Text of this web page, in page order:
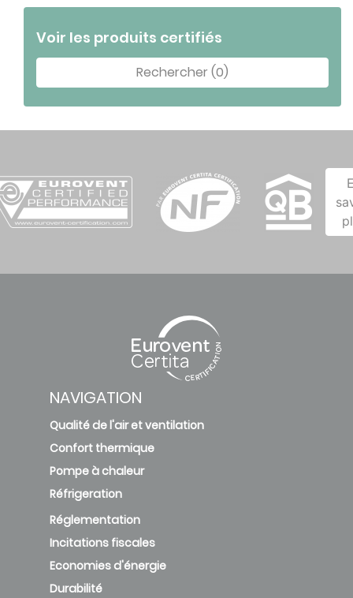
Voir les produits certifiés
Rechercher (0)
NAVIGATION
Qualité de l'air et ventilation
Confort thermique
Pompe à chaleur
Réfrigeration
Réglementation
Incitations fiscales
Economies d'énergie
Durabilité